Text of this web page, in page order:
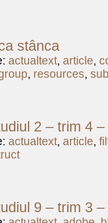
stânca
actualtext, article,
, resources,
2 – trim 4
actualtext, article,
9 – trim 3